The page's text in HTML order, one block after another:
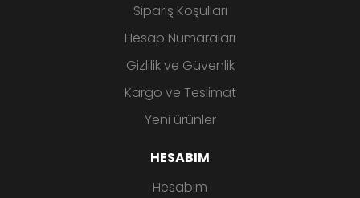
Sipariş Koşulları
Hesap Numaraları
Gizlilik ve Güvenlik
Kargo ve Teslimat
Yeni ürünler
HESABIM
Hesabım